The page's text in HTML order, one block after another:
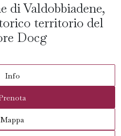
di Valdobbiadene,
territorio del
Docg
Info
Mappa